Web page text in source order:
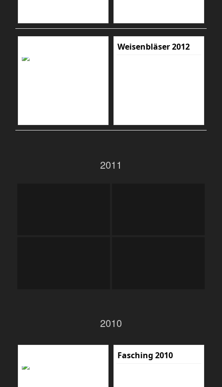
Weisenbläser 2012
2011
2010
Fasching 2010